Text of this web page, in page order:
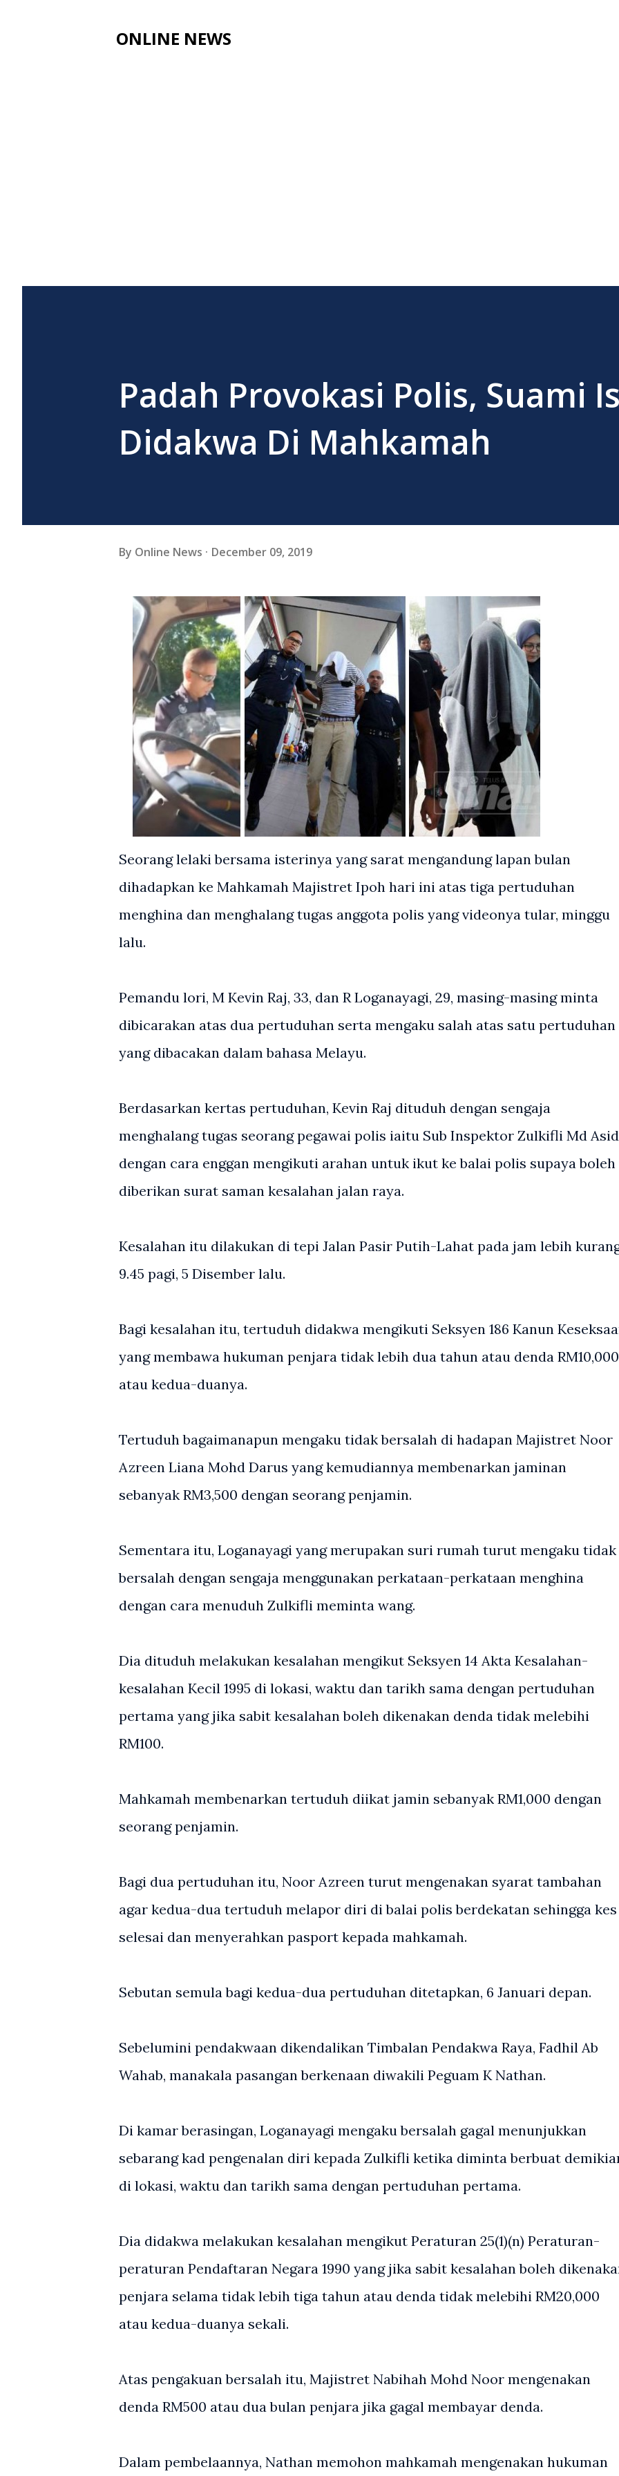
ONLINE NEWS
Padah Provokasi Polis, Suami
Didakwa Di Mahkamah
By Online News December 09, 2019
Seorang lelaki bersama isterinya yang sarat mengandung lapan bulan
dihadapkan ke Mahkamah Majistret Ipoh hari ini atas tiga pertuduhan
menghina dan menghalang tugas anggota polis yang videonya tular, minggu
lalu.
Pemandu lori, M Kevin Raj, 33, dan R Loganayagi, 29, masing-masing minta
dibicarakan atas dua pertuduhan serta mengaku salah atas satu pertuduhan
yang dibacakan dalam bahasa Melayu.
Berdasarkan kertas pertuduhan, Kevin Raj dituduh dengan sengaja
menghalang tugas seorang pegawai polis iaitu Sub Inspektor Zulkifli Md Asid
dengan cara enggan mengikuti arahan untuk ikut ke balai polis supaya boleh
diberikan surat saman kesalahan jalan raya.
Kesalahan itu dilakukan di tepi Jalan Pasir Putih-Lahat pada jam lebih
9.45 pagi, 5 Disember lalu.
Bagi kesalahan itu, tertuduh didakwa mengikuti Seksyen 186 Kanun
yang membawa hukuman penjara tidak lebih dua tahun atau denda RM10,000
atau kedua-duanya.
Tertuduh bagaimanapun mengaku tidak bersalah di hadapan Majistret Noor
Azreen Liana Mohd Darus yang kemudiannya membenarkan jaminan
sebanyak RM3,500 dengan seorang penjamin.
Sementara itu, Loganayagi yang merupakan suri rumah turut mengaku tidak
bersalah dengan sengaja menggunakan perkataan-perkataan menghina
dengan cara menuduh Zulkifli meminta wang.
Dia dituduh melakukan kesalahan mengikut Seksyen 14 Akta Kesalahan-
kesalahan Kecil 1995 di lokasi, waktu dan tarikh sama dengan pertuduhan
pertama yang jika sabit kesalahan boleh dikenakan denda tidak melebihi
RM100.
Mahkamah membenarkan tertuduh diikat jamin sebanyak RM1,000 dengan
seorang penjamin.
Bagi dua pertuduhan itu, Noor Azreen turut mengenakan syarat tambahan
agar kedua-dua tertuduh melapor diri di balai polis berdekatan sehingga kes
selesai dan menyerahkan pasport kepada mahkamah.
Sebutan semula bagi kedua-dua pertuduhan ditetapkan, 6 Januari depan.
Sebelumini pendakwaan dikendalikan Timbalan Pendakwa Raya, Fadhil Ab
Wahab, manakala pasangan berkenaan diwakili Peguam K Nathan.
Di kamar berasingan, Loganayagi mengaku bersalah gagal menunjukkan
sebarang kad pengenalan diri kepada Zulkifli ketika diminta berbuat
di lokasi, waktu dan tarikh sama dengan pertuduhan pertama.
Dia didakwa melakukan kesalahan mengikut Peraturan 25(1)(n) Peraturan-
peraturan Pendaftaran Negara 1990 yang jika sabit kesalahan boleh
penjara selama tidak lebih tiga tahun atau denda tidak melebihi RM20,000
atau kedua-duanya sekali.
Atas pengakuan bersalah itu, Majistret Nabihah Mohd Noor mengenakan
denda RM500 atau dua bulan penjara jika gagal membayar denda.
Dalam pembelaannya, Nathan memohon mahkamah mengenakan hukuman